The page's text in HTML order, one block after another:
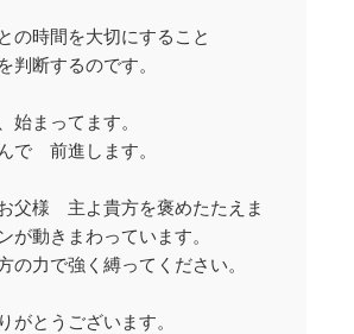
時間を大切にすること
判断するのです。
始まってます。
で 前進します。
父様 主よ貴方を褒めたたえま
動きまわっています。
力で強く縛ってください。
とうございます。